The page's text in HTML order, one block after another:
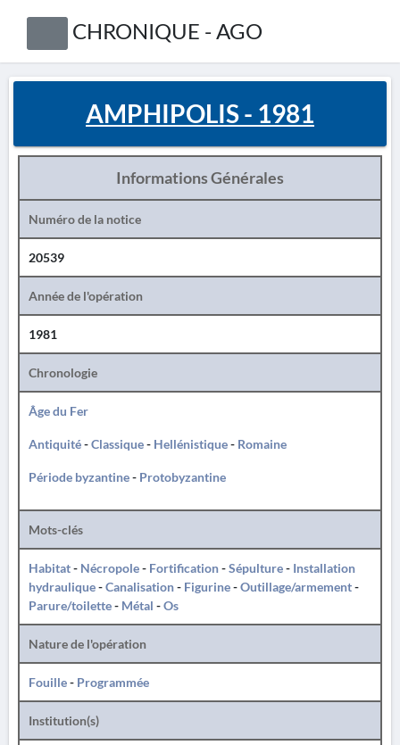
CHRONIQUE - AGO
AMPHIPOLIS - 1981
Informations Générales
Numéro de la notice
20539
Année de l'opération
1981
Chronologie
Âge du Fer
Antiquité-Classique- Hellénistique- Romaine
Période byzantine- Protobyzantine
Mots-clés
Habitat- Nécropole- Fortification-Sépulture- Installation
hydraulique-Canalisation- Figurine-Outillage/armement-
Parure/toilette- Métal -Os
Nature de l'opération
Fouille- Programmée
Institution(s)